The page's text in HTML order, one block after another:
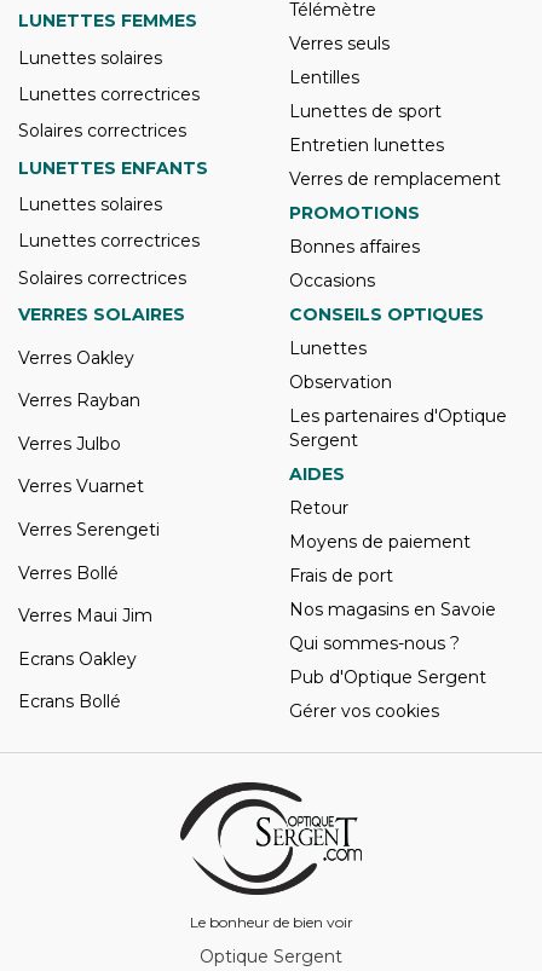
Le bonheur de bien voir
LUNETTES FEMMES
Lunettes solaires
Lunettes correctrices
Solaires correctrices
LUNETTES ENFANTS
Lunettes solaires
Lunettes correctrices
Solaires correctrices
Télémètre
Verres seuls
Lentilles
Lunettes de sport
Entretien lunettes
Verres de remplacement
PROMOTIONS
Bonnes affaires
Occasions
VERRES SOLAIRES
Verres Oakley
Verres Rayban
Verres Julbo
Verres Vuarnet
Verres Serengeti
Verres Bollé
Verres Maui Jim
Ecrans Oakley
Ecrans Bollé
CONSEILS OPTIQUES
Lunettes
Observation
Les partenaires d'Optique
Sergent
AIDES
Retour
Moyens de paiement
Frais de port
Nos magasins en Savoie
Qui sommes-nous ?
Pub d'Optique Sergent
Gérer vos cookies
Optique Sergent